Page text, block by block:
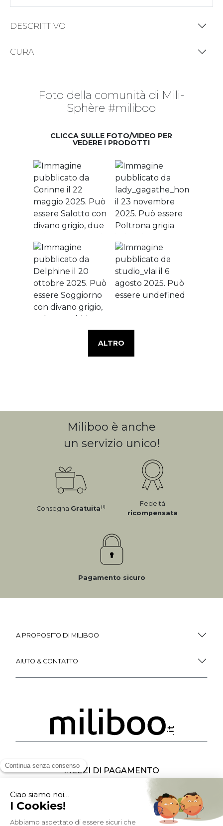
DESCRITTIVO
CURA
Foto della comunità di Mili-
Sphère #miliboo
CLICCA SULLE FOTO/VIDEO PER
VEDERE I PRODOTTI
ALTRO
Miliboo è anche
un servizio unico!
Consegna Gratuita(1)
Fedeltà
ricompensata
Pagamento sicuro
A PROPOSITO DI MILIBOO
AIUTO & CONTATTO
MEZZI DI PAGAMENTO